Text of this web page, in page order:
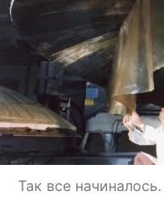
Так все начиналось.